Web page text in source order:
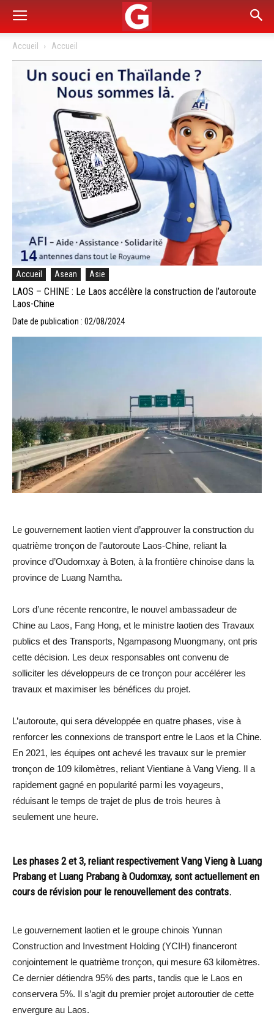
Accueil Accueil
Accueil Asean Asie
LAOS – CHINE : Le Laos accélère la construction de l’autoroute
Laos-Chine
Date de publication : 02/08/2024
Le gouvernement laotien vient d’approuver la construction du
quatrième tronçon de l’autoroute Laos-Chine, reliant la
province d’Oudomxay à Boten, à la frontière chinoise dans la
province de Luang Namtha.
Lors d’une récente rencontre, le nouvel ambassadeur de
Chine au Laos, Fang Hong, et le ministre laotien des Travaux
publics et des Transports, Ngampasong Muongmany, ont pris
cette décision. Les deux responsables ont convenu de
solliciter les développeurs de ce tronçon pour accélérer les
travaux et maximiser les bénéfices du projet.
L’autoroute, qui sera développée en quatre phases, vise à
renforcer les connexions de transport entre le Laos et la Chine.
En 2021, les équipes ont achevé les travaux sur le premier
tronçon de 109 kilomètres, reliant Vientiane à Vang Vieng. Il a
rapidement gagné en popularité parmi les voyageurs,
réduisant le temps de trajet de plus de trois heures à
seulement une heure.
Les phases 2 et 3, reliant respectivement Vang Vieng à Luang
Prabang et Luang Prabang à Oudomxay, sont actuellement en
cours de révision pour le renouvellement des contrats.
Le gouvernement laotien et le groupe chinois Yunnan
Construction and Investment Holding (YCIH) financeront
conjointement le quatrième tronçon, qui mesure 63 kilomètres.
Ce dernier détiendra 95% des parts, tandis que le Laos en
conservera 5%. Il s’agit du premier projet autoroutier de cette
envergure au Laos.